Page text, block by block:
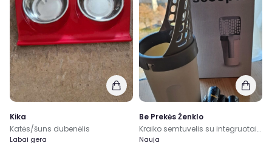
Kika
Katės/šuns dubenėlis
Labai gera
Be Prekės Ženklo
Kraiko semtuvelis su integruotais maišiukais
Nauja